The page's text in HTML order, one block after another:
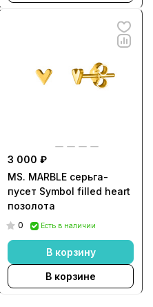
3 000 ₽
MS. MARBLE серьга-
пусет Symbol filled heart
позолота
0 Есть в наличии
В корзину
В корзине